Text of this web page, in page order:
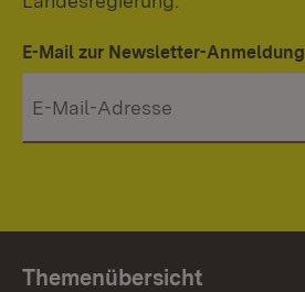
E-Mail zur Newsletter-Anmeldung
Themenübersicht